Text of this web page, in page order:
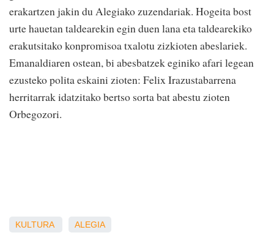
erakartzen jakin du Alegiako zuzendariak. Hogeita bost
urte hauetan taldearekin egin duen lana eta taldearekiko
erakutsitako konpromisoa txalotu zizkioten abeslariek.
Emanaldiaren ostean, bi abesbatzek eginiko afari legean
ezusteko polita eskaini zioten: Felix Irazustabarrena
herritarrak idatzitako bertso sorta bat abestu zioten
Orbegozori.
KULTURA ALEGIA